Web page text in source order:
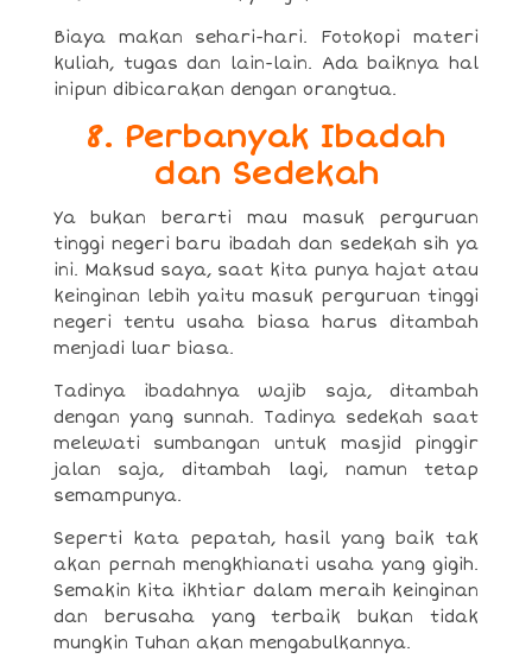
Biaya makan sehari-hari. Fotokopi materi
kuliah, tugas dan lain-lain. Ada baiknya hal
inipun dibicarakan dengan orangtua.
8. Perbanyak Ibadah
dan Sedekah
Ya bukan berarti mau masuk perguruan
tinggi negeri baru ibadah dan sedekah sih ya
ini. Maksud saya, saat kita punya hajat atau
keinginan lebih yaitu masuk perguruan tinggi
negeri tentu usaha biasa harus ditambah
menjadi luar biasa.
Tadinya ibadahnya wajib saja, ditambah
dengan yang sunnah. Tadinya sedekah saat
melewati sumbangan untuk masjid pinggir
jalan saja, ditambah lagi, namun tetap
semampunya.
Seperti kata pepatah, hasil yang baik tak
akan pernah mengkhianati usaha yang gigih.
Semakin kita ikhtiar dalam meraih keinginan
dan berusaha yang terbaik bukan tidak
mungkin Tuhan akan mengabulkannya.